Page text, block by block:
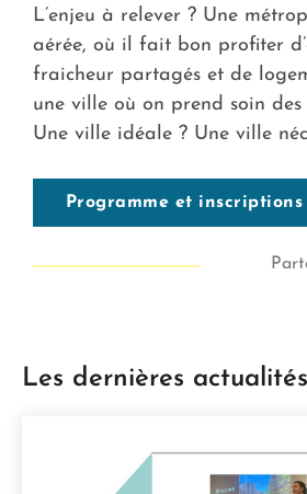
L’enjeu à relever ? Une
aérée, où il fait bon profiter
fraicheur partagés et de
une ville où on prend soin
Une ville idéale ? Une ville
Programme et inscriptions
Les dernières actualités